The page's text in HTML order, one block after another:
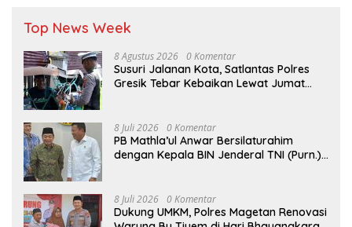
Top News Week
8 Agustus 2026 0 Komentar
Susuri Jalanan Kota, Satlantas Polres
Gresik Tebar Kebaikan Lewat Jumat
8 Juli 2026 0 Komentar
PB Mathla’ul Anwar Bersilaturahim
dengan Kepala BIN Jenderal TNI (Purn.)
8 Juli 2026 0 Komentar
Dukung UMKM, Polres Magetan Renovasi